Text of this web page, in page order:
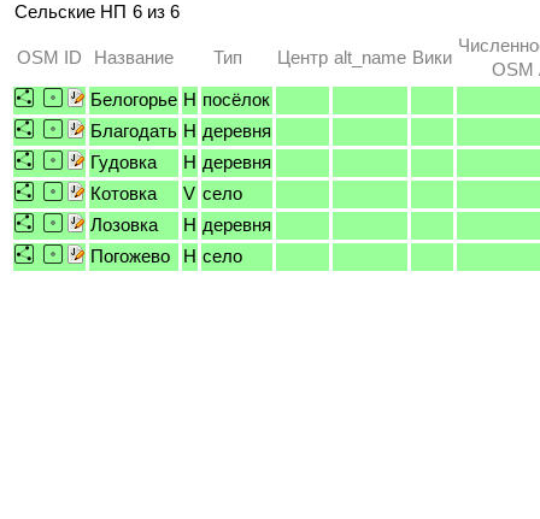
Сельские НП 6 из 6
OSM ID Название Тип Центр alt_name Вики
OSM
Белогорье H посёлок
Благодать H деревня
Гудовка
H деревня
Котовка
V село
Лозовка
H деревня
Погожево
H село